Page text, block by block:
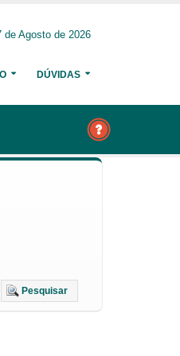
de Agosto de 2026
DÚVIDAS
Pesquisar